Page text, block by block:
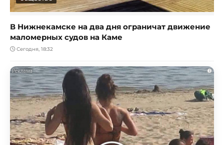
В Нижнекамске на два дня ограничат движение
маломерных судов на Каме
Сегодня, 18:32
i